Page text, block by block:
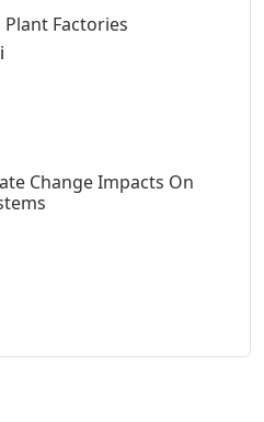
Factories
Change Impacts On